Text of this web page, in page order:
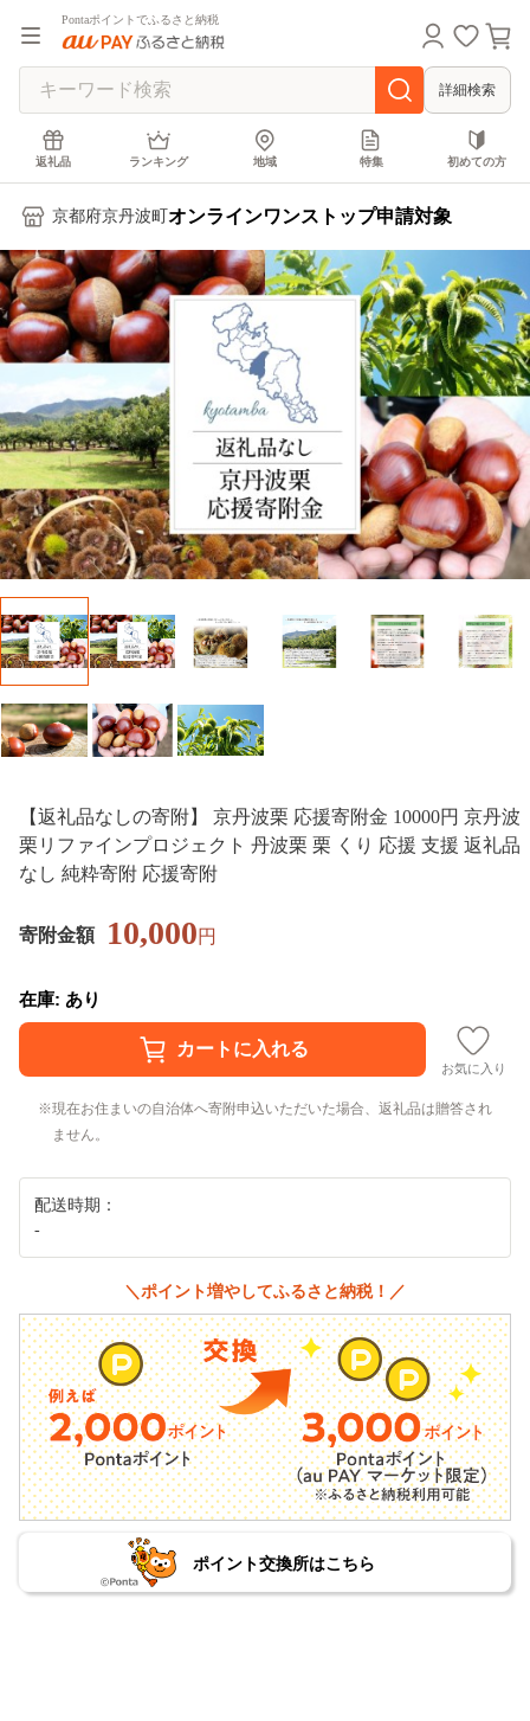
Pontaポイントでふるさと納税
詳細検索
返礼品 ランキング 地域 特集 初めての方
京都府京丹波町 オンラインワンストップ申請対象
【返礼品なしの寄附】 京丹波栗 応援寄附金 10000円 京丹波
栗リファインプロジェクト 丹波栗 栗 くり 応援 支援 返礼品
なし 純粋寄附 応援寄附
寄附金額 10,000円
在庫: あり
お気に入り
現在お住まいの自治体へ寄附申込いただいた場合、返礼品は贈答され
ません。
配送時期：
‐
＼ポイント増やしてふるさと納税！／
ポイント交換所はこちら